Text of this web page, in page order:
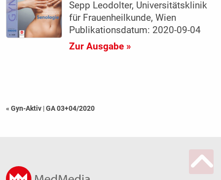
Sepp Leodolter, Universitätsklinik
für Frauenheilkunde, Wien
Publikationsdatum: 2020-09-04
Zur Ausgabe »
« Gyn-Aktiv |GA 03+04/2020